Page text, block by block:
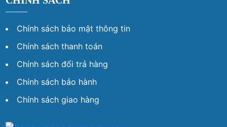
Chính sách bảo mật thông tin
Chính sách thanh toán
Chính sách đổi trả hàng
Chính sách bảo hành
Chính sách giao hàng